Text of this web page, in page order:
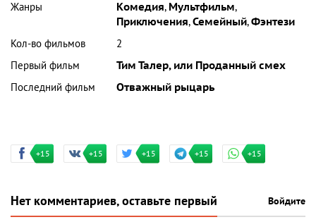
Жанры
Комедия, Мультфильм,
Приключения,Семейный,Фэнтези
Кол-во фильмов
2
Первый фильм
Тим Талер, или Проданный смех
Последний фильм
Отважный рыцарь
+15 +15 +15 +15 +15
Нет комментариев, оставьте первый Войдите